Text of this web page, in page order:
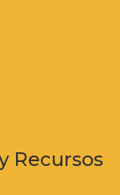
Recursos